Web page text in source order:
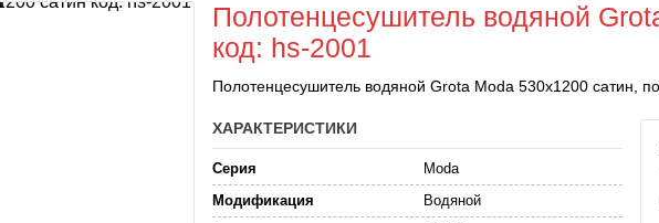
Полотенцесушитель водяной
код: hs-2001
Полотенцесушитель водяной Grota Moda 530x1200 сатин,
ХАРАКТЕРИСТИКИ
Серия
Moda
Модификация
Водяной